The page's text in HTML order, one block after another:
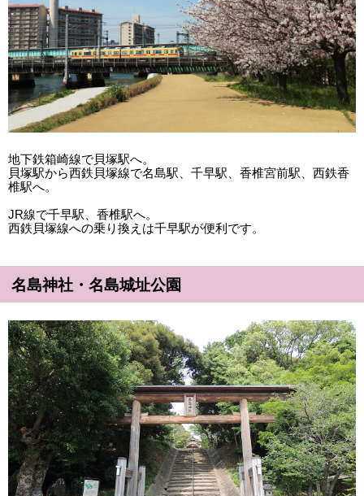
地下鉄箱崎線で貝塚駅へ。
貝塚駅から西鉄貝塚線で名島駅、千早駅、香椎宮前駅、西鉄香
椎駅へ。
JR線で千早駅、香椎駅へ。
西鉄貝塚線への乗り換えは千早駅が便利です。
名島神社・名島城址公園